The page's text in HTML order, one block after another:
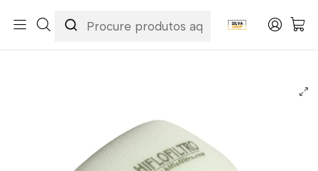
Manutenção & Consumíveis
Filtros Filtros Ar
Hiflofiltro
Filtro Ar Hiflofiltro - HFF5021